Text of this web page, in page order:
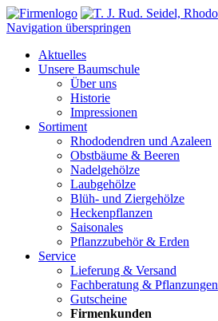
Navigation überspringen
Aktuelles
Unsere Baumschule
Über uns
Historie
Impressionen
Sortiment
Rhododendren und Azaleen
Obstbäume & Beeren
Nadelgehölze
Laubgehölze
Blüh- und Ziergehölze
Heckenpflanzen
Saisonales
Pflanzzubehör & Erden
Service
Lieferung & Versand
Fachberatung & Pflanzungen
Gutscheine
Firmenkunden